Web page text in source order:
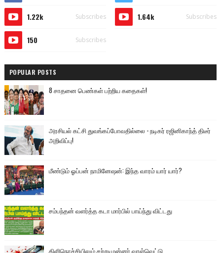
1.22k Subscribes 1.64k Subscribes
150 Subscribes
POPULAR POSTS
8 சாதனை பெண்கள் பற்றிய கதைகள்!
அரசியல் கட்சி துவங்கப்போவதில்லை - நடிகர் ரஜினிகாந்த் திடீர்
அறிவிப்பு!
மீண்டும் ஓப்பன் நாமினேஷன்: இந்த வாரம் யார் யார்?
சம்பந்தன் வளர்த்த கடா மார்பில் பாய்ந்து விட்டது
கிளிநொச்சியிலும் சற்றுமுன்னர் வாள்வெட்டு